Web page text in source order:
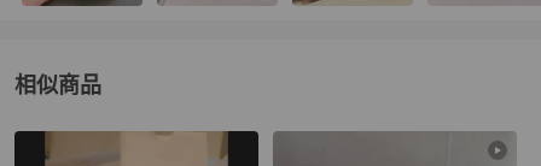
相似商品
更多相似Marc Jacobs女包推薦精品